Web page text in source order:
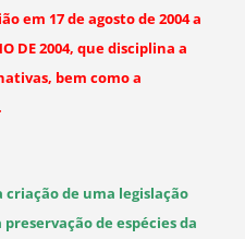
em 17 de agosto de 2004 a
DE 2004, que disciplina a
bem como a
criação de uma legislação
de espécies da